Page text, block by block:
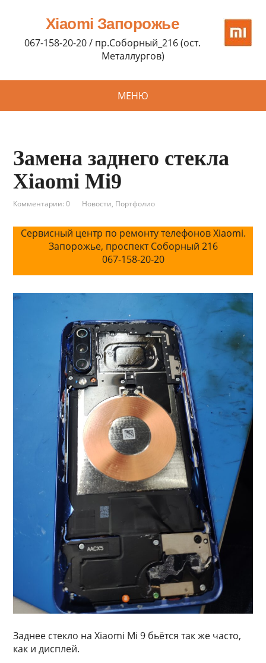
Xiaomi Запорожье
067-158-20-20 / пр.Соборный_216 (ост.
Металлургов)
МЕНЮ
Замена заднего стекла
Xiaomi Mi9
Комментарии: 0 Новости, Портфолио
Сервисный центр по ремонту телефонов Xiaomi.
Запорожье, проспект Соборный 216
067-158-20-20
Заднее стекло на Xiaomi Mi 9 бьётся так же часто,
как и дисплей.